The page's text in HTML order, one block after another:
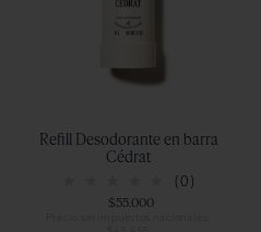
Refill Desodorante en barra
Cédrat
(0)
$55.000